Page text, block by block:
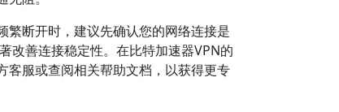
繁断开时，建议先确认您的网络连接是
改善连接稳定性。在比特加速器VPN的
客服或查阅相关帮助文档，以获得更专